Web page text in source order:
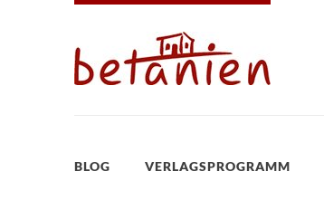
BLOG VERLAGSPROGRAMM